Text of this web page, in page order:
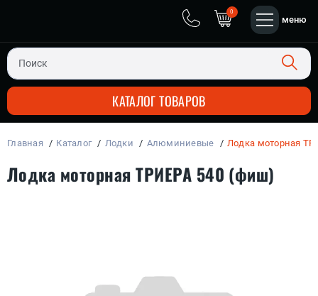
0
меню
КАТАЛОГ ТОВАРОВ
Главная Каталог Лодки Алюминиевые Лодка моторная
Лодка моторная ТРИЕРА 540 (фиш)